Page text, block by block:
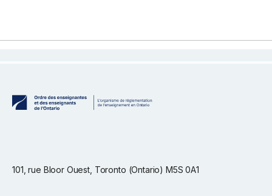
101, rue Bloor Ouest, Toronto (Ontario) M5S 0A1